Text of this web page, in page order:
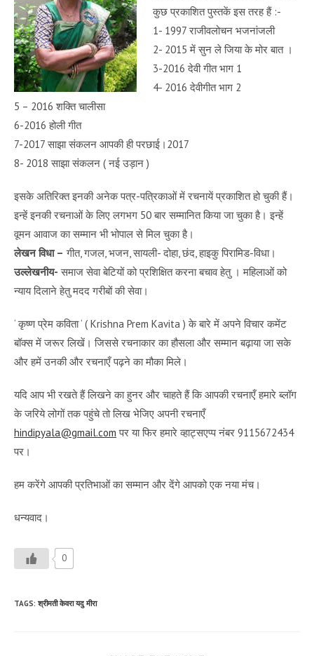
कुछ प्रकाशित पुस्तकें इस तरह हैं :-
1- 1997 राजीवलोचन भजनांजली
2- 2015 में सुन ले जिया के मोर बात ।
3-2016 देवी गीत भाग 1
4- 2016 देवीगीत भाग 2
5 – 2016 शक्ति चालीसा
6-2016 होली गीत
7-2017 साझा संकलन आपकी ही परछाई।2017
8- 2018 साझा संकलन ( नई उड़ान )
इसके अतिरिक्त इनकी अनेक पत्र-पत्रिकाओं में रचनायें प्रकाशित हो चुकी हैं।
इन्हें इनकी रचनाओं के लिए लगभग 50 बार सम्मानित किया जा चुका है। इन्हें
वूमन आवाज का सम्मान भी भोपाल से मिल चुका है।
लेखन विधा – गीत, गजल, भजन, सायली- दोहा, छंद, हाइकु पिरामिड-विधा।
उल्लेखनीय- समाज सेवा बेटियों को प्रशिक्षित करना बचाव हेतु । महिलाओं को
न्याय दिलाने हेतु मदद गरीबों की सेवा।
‘ कृष्ण प्रेम कविता ‘ ( Krishna Prem Kavita ) के बारे में अपने विचार कमेंट
बॉक्स में जरूर लिखें। जिससे रचनाकार का हौसला और सम्मान बढ़ाया जा सके
और हमें उनकी और रचनाएँ पढ़ने का मौका मिले।
यदि आप भी रखते हैं लिखने का हुनर और चाहते हैं कि आपकी रचनाएँ हमारे ब्लॉग
के जरिये लोगों तक पहुंचे तो लिख भेजिए अपनी रचनाएँ
hindipyala@gmail.com पर या फिर हमारे व्हाट्सएप्प नंबर 9115672434
पर।
हम करेंगे आपकी प्रतिभाओं का सम्मान और देंगे आपको एक नया मंच।
धन्यवाद।
0
TAGS: श्रीमती केवरा यदु मीरा